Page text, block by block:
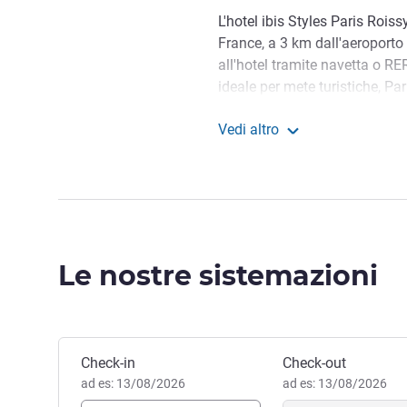
L'hotel ibis Styles Paris
France, a 3 km
all'hotel tramite navetta o
ideale per mete turistiche,
presso l'ampio Aeroville
l'implementazione di tutte le
Vedi altro
Le nostre sistemazioni
Prenota questo hotel
Check-in
ad es: 13/08/2026
Check-out
ad es: 13/08/2026